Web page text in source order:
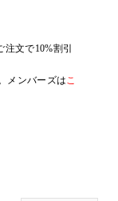
文で10%割引
メンバーズはこ